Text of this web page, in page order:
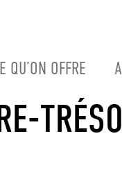
QU’ON OFFRE